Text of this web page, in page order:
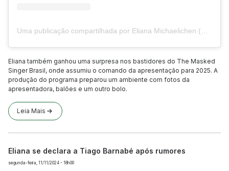
Eliana também ganhou uma surpresa nos bastidores do The Masked
Singer Brasil, onde assumiu o comando da apresentação para 2025. A
produção do programa preparou um ambiente com fotos da
apresentadora, balões e um outro bolo.
Leia Mais
Eliana se declara a Tiago Barnabé após rumores
segunda-feira, 11/11/2024 - 18h00